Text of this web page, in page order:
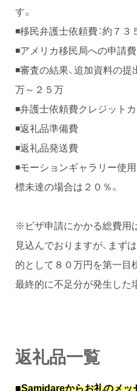
す。
◾️移民弁護士依頼費：約７
◾️アメリカ移民局への申請
◾️審査の結果、追加資料の
万～２５万
◾️弁護士依頼費クレジット
◾️返礼品準備費
◾️返礼品発送費
◾️モーションギャラリー使
標未達の場合は２０％。
※ビザ申請にかかる総費用
見込んでおりますが、まず
的として８０万円を第一目
最終的に不足分が発生した
返礼品一覧
■Samidareからお礼のメッ